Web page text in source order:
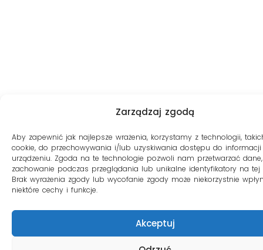
Zarządzaj zgodą
Aby zapewnić jak najlepsze wrażenia, korzystamy z technologii,
cookie, do przechowywania i/lub uzyskiwania dostępu do
urządzeniu. Zgoda na te technologie pozwoli nam przetwarzać
zachowanie podczas przeglądania lub unikalne identyfikatory na tej
Brak wyrażenia zgody lub wycofanie zgody może niekorzystnie
niektóre cechy i funkcje.
Akceptuj